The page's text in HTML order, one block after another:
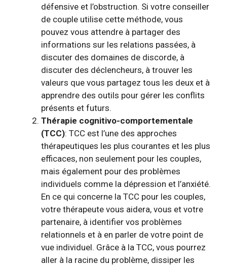
défensive et l’obstruction. Si votre conseiller
de couple utilise cette méthode, vous
pouvez vous attendre à partager des
informations sur les relations passées, à
discuter des domaines de discorde, à
discuter des déclencheurs, à trouver les
valeurs que vous partagez tous les deux et à
apprendre des outils pour gérer les conflits
présents et futurs.
Thérapie cognitivo-comportementale
(TCC): TCC est l’une des approches
thérapeutiques les plus courantes et les plus
efficaces, non seulement pour les couples,
mais également pour des problèmes
individuels comme la dépression et l’anxiété.
En ce qui concerne la TCC pour les couples,
votre thérapeute vous aidera, vous et votre
partenaire, à identifier vos problèmes
relationnels et à en parler de votre point de
vue individuel. Grâce à la TCC, vous pourrez
aller à la racine du problème, dissiper les